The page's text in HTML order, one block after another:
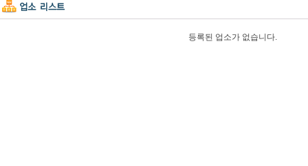
등록된 업소가 없습니다.